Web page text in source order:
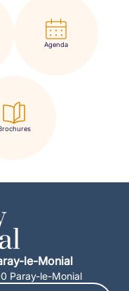
Agenda
le-Monial
Paray-le-Monial